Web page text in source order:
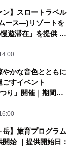
ン】スロートラベル
ース―)リゾートを
遊滞在」を提供 ～
クニックで谷關(グ
がる」2泊3日の滞
やかな音色とともに
すイベント
り」開催｜期間：
31日
岳】旅育プログラム
開始 ｜提供開始日：